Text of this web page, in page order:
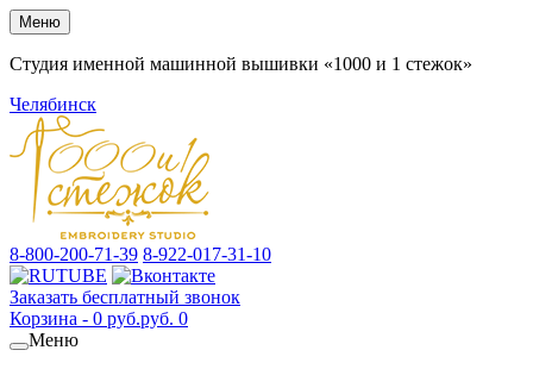
Меню
Студия именной машинной вышивки «1000 и 1 стежок»
Челябинск
8-800-200-71-39 8-922-017-31-10
Заказать бесплатный звонок
Корзина - 0 руб.руб. 0
Меню